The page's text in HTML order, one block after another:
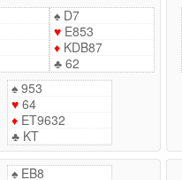
♠D7
♥E853
♦KDB87
♣62
♠ 953
♥ 64
♦ ET9632
♣ KT
♠ EB8